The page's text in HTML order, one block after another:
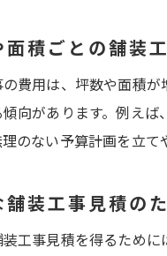
面積ごとの舗装
費用は、坪数や面積
向があります。例え
のない予算計画を立て
舗装工事見積の
工事見積を得るため